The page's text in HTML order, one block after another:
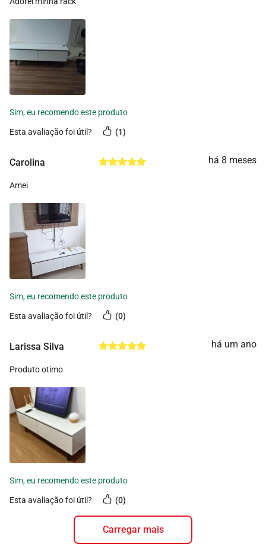
esta avaliação foi útil? 1
Carolina há 8 meses
Amei
esta avaliação foi útil? 0
Larissa Silva há um ano
Produto otimo
esta avaliação foi útil? 0
carregar mais